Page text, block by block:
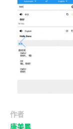
作者
唐美鳳